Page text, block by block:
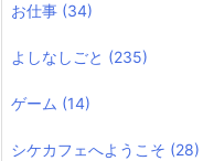
お仕事 (34)
よしなしごと (235)
ゲーム (14)
シケカフェへようこそ (28)